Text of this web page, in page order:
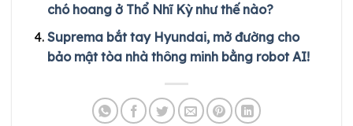
chó hoang ở Thổ Nhĩ Kỳ như thế nào?
Suprema bắt tay Hyundai, mở đường cho
bảo mật tòa nhà thông minh bằng robot AI!